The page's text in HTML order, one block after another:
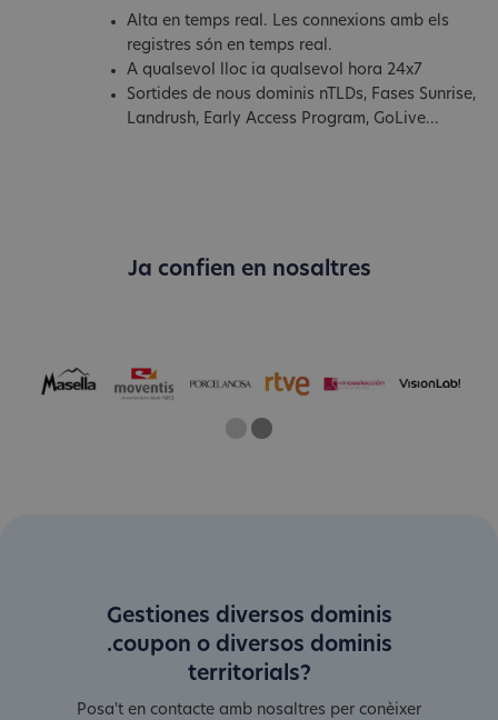
Alta en temps real. Les connexions amb els
registres són en temps real.
A qualsevol lloc ia qualsevol hora 24x7
Sortides de nous dominis nTLDs, Fases Sunrise,
Landrush, Early Access Program, GoLive...
Ja confien en nosaltres
OneTwo
Current Slide
Gestiones diversos dominis
.coupon o diversos dominis
territorials?
Posa't en contacte amb nosaltres per conèixer